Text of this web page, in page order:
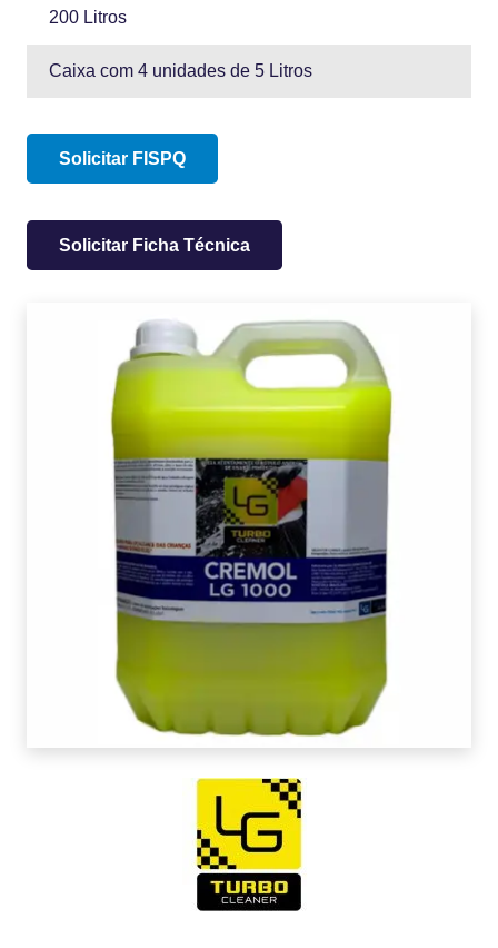
200 Litros
Caixa com 4 unidades de 5 Litros
Solicitar FISPQ
Solicitar Ficha Técnica